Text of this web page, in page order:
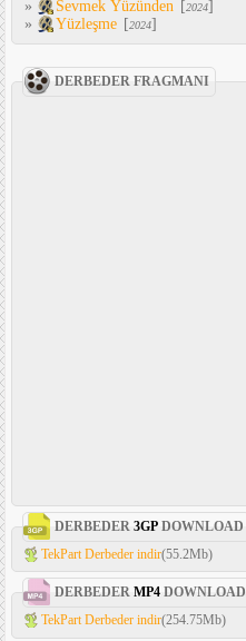
»
Sevmek Yüzünden [2024]
»
Yüzleşme [2024]
DERBEDER FRAGMANI
DERBEDER 3GP DOWNLOAD
TekPart Derbeder indir(55.2Mb)
DERBEDER MP4 DOWNLOAD
TekPart Derbeder indir(254.75Mb)